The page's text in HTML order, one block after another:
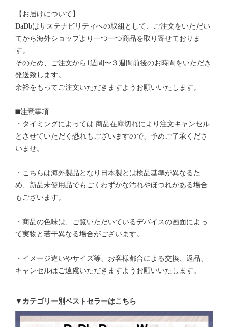
【お届けについて】
DaDbはサステナビリティへの取組として、ご注文をいただい
てから海外ショップより一つ一つ商品を取り寄せておりま
す。
そのため、ご注文から1週間〜３週間前後のお時間をいただき
発送致します。
余裕をもってご注文いただきますようお願いいたします。
◼️注意事項
・タイミングによっては 商品在庫切れにより注文キャンセル
とさせていただく恐れもございますので、予めご了承くださ
いませ。
・こちらは海外製品となり日本製とは検品基準が異なるた
め、新品未使用品でもごくわずかな汚れやほつれがある場合
もございます。
・商品の色味は、ご覧いただいているデバイスの画面によっ
て実物と若干異なる場合がございます。
・イメージ違いやサイズ等、お客様都合による交換、返品、
キャンセルはご遠慮いただきますようお願いいたします。
▼カテゴリー別ベストセラーはこちら